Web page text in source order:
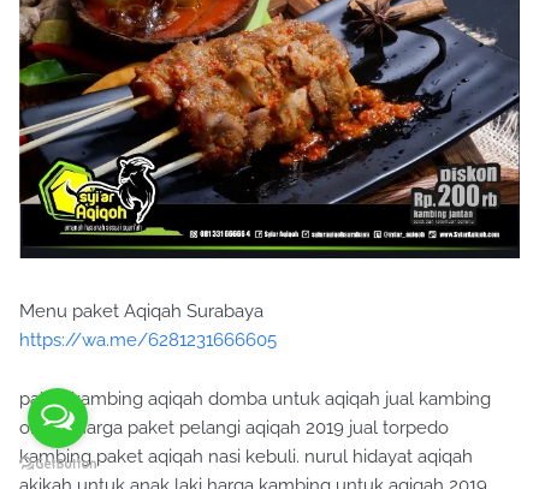
https://wa.me/6281231666605
online harga paket pelangi aqiqah 2019 jual torpedo
kambing paket aqiqah nasi kebuli. nurul hidayat aqiqah
akikah untuk anak laki harga kambing untuk aqiqah 2019